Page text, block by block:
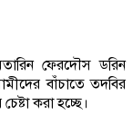
ফেরদৌস ডরিন
বাঁচাতে তদবির
করা হচ্ছে।